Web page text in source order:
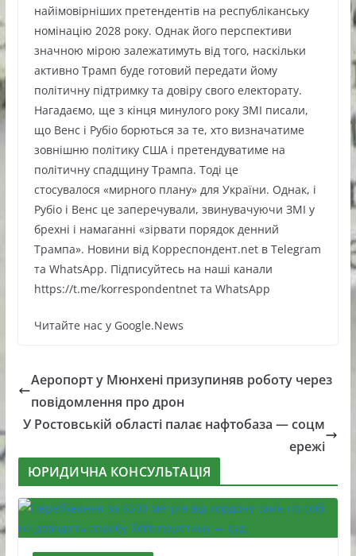
найімовірніших претендентів на республіканську
номінацію 2028 року. Однак його перспективи
значною мірою залежатимуть від того, наскільки
активно Трамп буде готовий передати йому
політичну підтримку та довіру свого електорату.
Нагадаємо, ще з кінця минулого року ЗМІ писали,
що Венс і Рубіо борються за те, хто визначатиме
зовнішню політику США і претендуватиме на
політичну спадщину Трампа. Тоді це
стосувалося «мирного плану» для України. Однак, і
Рубіо і Венс це заперечували, звинувачуючи ЗМІ у
брехні і намаганні «зірвати порядок денний
Трампа». Новини від Корреспондент.net в Telegram
та WhatsApp. Підписуйтесь на наші канали
https://t.me/korrespondentnet та WhatsApp
Читайте нас у Google.News
Аеропорт у Мюнхені призупиняв роботу через
повідомлення про дрон
У Ростовській області палає нафтобаза — соцм
ережі
ЮРИДИЧНА КОНСУЛЬТАЦІЯ